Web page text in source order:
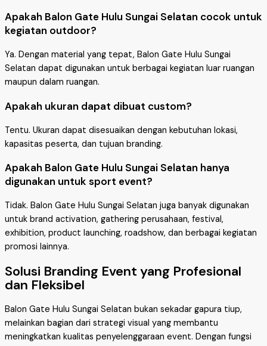
Apakah Balon Gate Hulu Sungai Selatan cocok untuk
kegiatan outdoor?
Ya. Dengan material yang tepat, Balon Gate Hulu Sungai
Selatan dapat digunakan untuk berbagai kegiatan luar ruangan
maupun dalam ruangan.
Apakah ukuran dapat dibuat custom?
Tentu. Ukuran dapat disesuaikan dengan kebutuhan lokasi,
kapasitas peserta, dan tujuan branding.
Apakah Balon Gate Hulu Sungai Selatan hanya
digunakan untuk sport event?
Tidak. Balon Gate Hulu Sungai Selatan juga banyak digunakan
untuk brand activation, gathering perusahaan, festival,
exhibition, product launching, roadshow, dan berbagai kegiatan
promosi lainnya.
Solusi Branding Event yang Profesional
dan Fleksibel
Balon Gate Hulu Sungai Selatan bukan sekadar gapura tiup,
melainkan bagian dari strategi visual yang membantu
meningkatkan kualitas penyelenggaraan event. Dengan fungsi